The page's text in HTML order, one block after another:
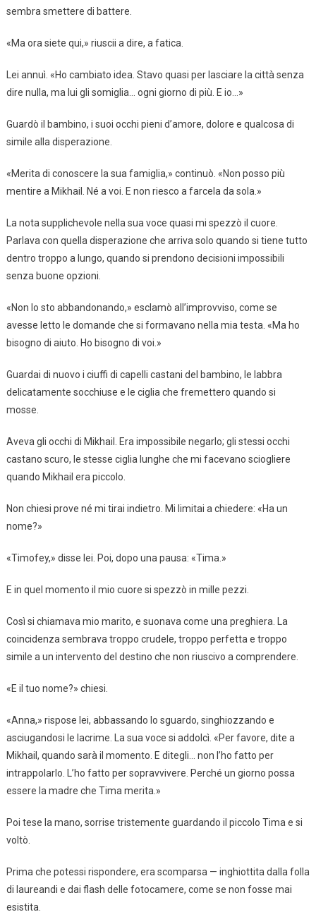
sembra smettere di battere.
«Ma ora siete qui,» riuscii a dire, a fatica.
Lei annuì. «Ho cambiato idea. Stavo quasi per lasciare la città senza
dire nulla, ma lui gli somiglia… ogni giorno di più. E io…»
Guardò il bambino, i suoi occhi pieni d’amore, dolore e qualcosa di
simile alla disperazione.
«Merita di conoscere la sua famiglia,» continuò. «Non posso più
mentire a Mikhail. Né a voi. E non riesco a farcela da sola.»
La nota supplichevole nella sua voce quasi mi spezzò il cuore.
Parlava con quella disperazione che arriva solo quando si tiene tutto
dentro troppo a lungo, quando si prendono decisioni impossibili
senza buone opzioni.
«Non lo sto abbandonando,» esclamò all’improvviso, come se
avesse letto le domande che si formavano nella mia testa. «Ma ho
bisogno di aiuto. Ho bisogno di voi.»
Guardai di nuovo i ciuffi di capelli castani del bambino, le labbra
delicatamente socchiuse e le ciglia che fremettero quando si
mosse.
Aveva gli occhi di Mikhail. Era impossibile negarlo; gli stessi occhi
castano scuro, le stesse ciglia lunghe che mi facevano sciogliere
quando Mikhail era piccolo.
Non chiesi prove né mi tirai indietro. Mi limitai a chiedere: «Ha un
nome?»
«Timofey,» disse lei. Poi, dopo una pausa: «Tima.»
E in quel momento il mio cuore si spezzò in mille pezzi.
Così si chiamava mio marito, e suonava come una preghiera. La
coincidenza sembrava troppo crudele, troppo perfetta e troppo
simile a un intervento del destino che non riuscivo a comprendere.
«E il tuo nome?» chiesi.
«Anna,» rispose lei, abbassando lo sguardo, singhiozzando e
asciugandosi le lacrime. La sua voce si addolcì. «Per favore, dite a
Mikhail, quando sarà il momento. E ditegli… non l’ho fatto per
intrappolarlo. L’ho fatto per sopravvivere. Perché un giorno possa
essere la madre che Tima merita.»
Poi tese la mano, sorrise tristemente guardando il piccolo Tima e si
voltò.
Prima che potessi rispondere, era scomparsa — inghiottita dalla folla
di laureandi e dai flash delle fotocamere, come se non fosse mai
esistita.